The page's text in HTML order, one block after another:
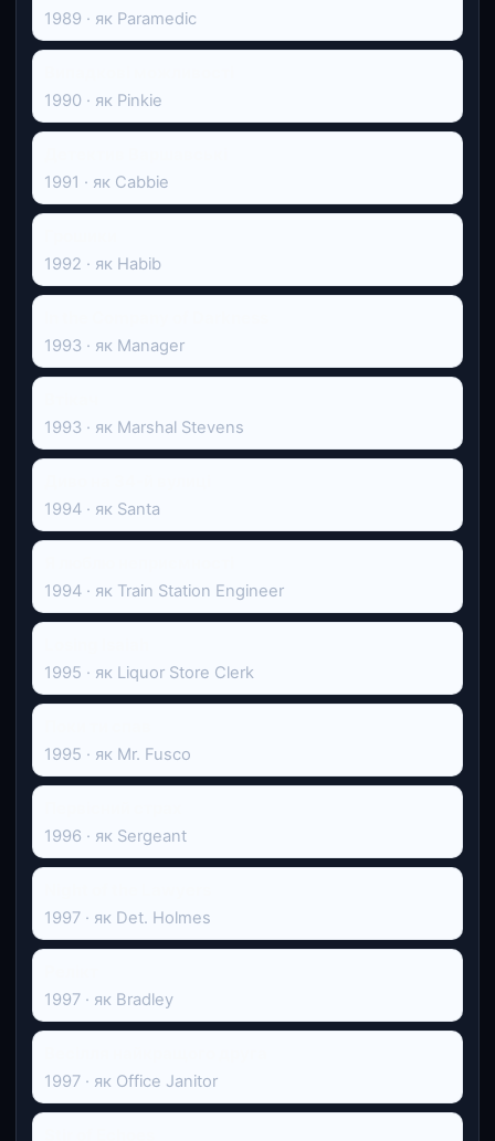
1989 · як Paramedic
1990 · як Pinkie
1991 · як Cabbie
1992 · як Habib
1993 · як Manager
1993 · як Marshal Stevens
1994 · як Santa
1994 · як Train Station Engineer
1995 · як Liquor Store Clerk
1995 · як Mr. Fusco
1996 · як Sergeant
1997 · як Det. Holmes
1997 · як Bradley
1997 · як Office Janitor